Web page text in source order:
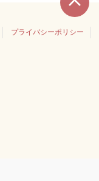
プライバシーポリシー